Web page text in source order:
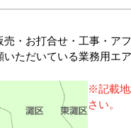
・お打合せ・工事・
ただいている業務用エ
※記載地
さい。